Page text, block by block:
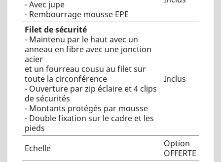
- Avec jupe
- Rembourrage mousse EPE
Filet de sécurité
- Maintenu par le haut avec un
anneau en fibre avec une jonction
acier
et un fourreau cousu au filet sur
toute la circonférence
- Ouverture par zip éclaire et 4 clips
de sécurités
- Montants protégés par mousse
- Double fixation sur le cadre et les
pieds
Inclus
Echelle
Option
OFFERTE